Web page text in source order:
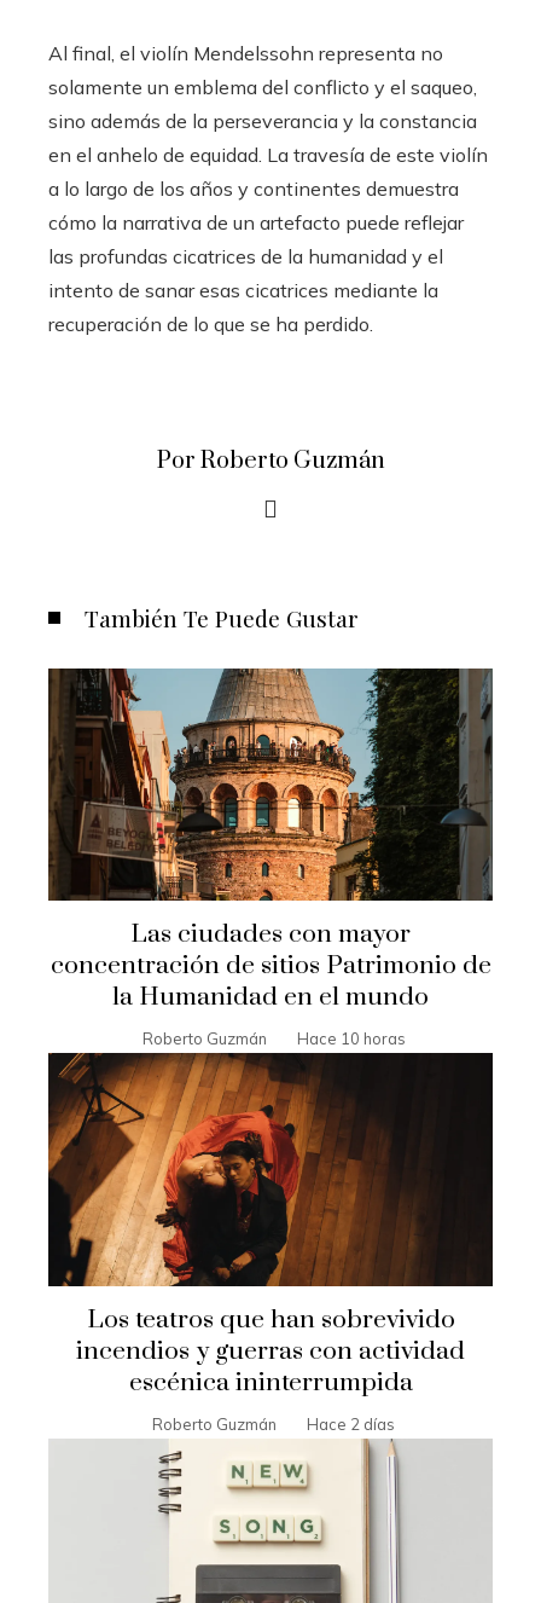
Al final, el violín Mendelssohn representa no
solamente un emblema del conflicto y el saqueo,
sino además de la perseverancia y la constancia
en el anhelo de equidad. La travesía de este violín
a lo largo de los años y continentes demuestra
cómo la narrativa de un artefacto puede reflejar
las profundas cicatrices de la humanidad y el
intento de sanar esas cicatrices mediante la
recuperación de lo que se ha perdido.
Por Roberto Guzmán
También Te Puede Gustar
Las ciudades con mayor
concentración de sitios Patrimonio de
la Humanidad en el mundo
Roberto Guzmán Hace 10 horas
Los teatros que han sobrevivido
incendios y guerras con actividad
escénica ininterrumpida
Roberto Guzmán Hace 2 días